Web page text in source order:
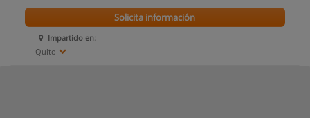
Impartido en:
Quito
Solicita información